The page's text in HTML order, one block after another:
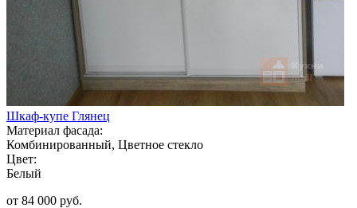
Шкаф-купе Глянец
Материал фасада:
Комбинированный, Цветное стекло
Цвет:
Белый
от 84 000 руб.